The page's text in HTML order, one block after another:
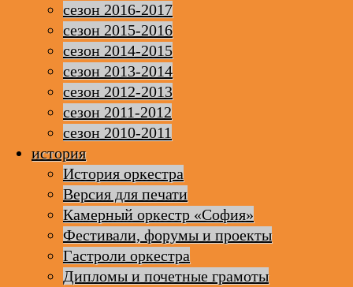
сезон 2016-2017
сезон 2015-2016
сезон 2014-2015
сезон 2013-2014
сезон 2012-2013
сезон 2011-2012
сезон 2010-2011
история
История оркестра
Версия для печати
Камерный оркестр «София»
Фестивали, форумы и проекты
Гастроли оркестра
Дипломы и почетные грамоты